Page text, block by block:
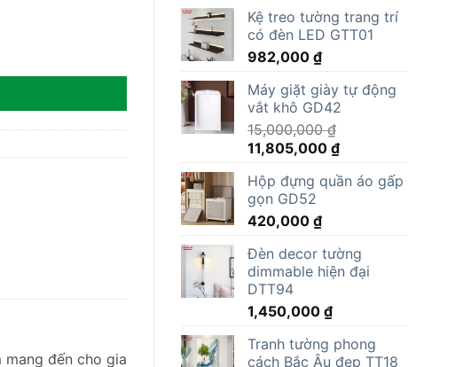
Kệ treo tường trang trí
có đèn LED GTT01
982,000 ₫
Máy giặt giày tự động
vắt khô GD42
15,000,000₫
Giá
là:
15,000,000 ₫.
11,805,000 ₫Giá
tại
Hộp đựng quần áo gấp
gọn GD52
420,000 ₫
Đèn decor tường
dimmable hiện đại
DTT94
1,450,000 ₫
Tranh tường phong
cách Bắc Âu đẹp TT18
số lượng
đến cho gia